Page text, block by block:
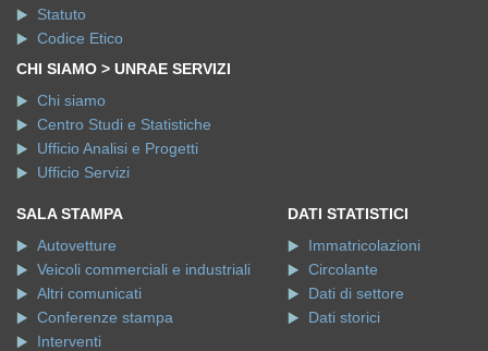
Statuto
Codice Etico
CHI SIAMO > UNRAE SERVIZI
Chi siamo
Centro Studi e Statistiche
Ufficio Analisi e Progetti
Ufficio Servizi
SALA STAMPA
Autovetture
Veicoli commerciali e industriali
Altri comunicati
Conferenze stampa
Interventi
DATI STATISTICI
Immatricolazioni
Circolante
Dati di settore
Dati storici